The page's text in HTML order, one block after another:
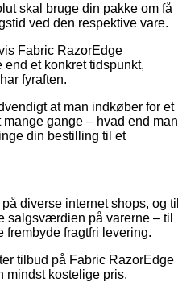
skal bruge din pakke om få
ved den respektive vare.
Fabric RazorEdge
et konkret tidspunkt,
fyraften.
at man indkøber for et
gange – hvad end man
din bestilling til et
diverse internet shops, og til
salgsværdien på varerne – til
fragtfri levering.
tilbud på Fabric RazorEdge
mindst kostelige pris.